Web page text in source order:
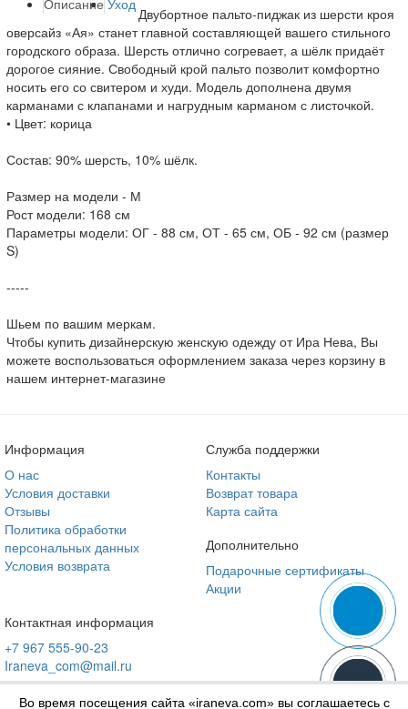
Описание Уход
Двубортное пальто-пиджак из шерсти кроя
оверсайз «Ая» станет главной составляющей вашего стильного
городского образа. Шерсть отлично согревает, а шёлк придаёт
дорогое сияние. Свободный крой пальто позволит комфортно
носить его со свитером и худи. Модель дополнена двумя
карманами с клапанами и нагрудным карманом с листочкой.
• Цвет: корица
Состав: 90% шерсть, 10% шёлк.
Размер на модели - М
Рост модели: 168 см
Параметры модели: ОГ - 88 см, ОТ - 65 см, ОБ - 92 см (размер
S)
-----
Шьем по вашим меркам.
Чтобы купить дизайнерскую женскую одежду от Ира Нева, Вы
можете воспользоваться оформлением заказа через корзину в
нашем интернет-магазине
Информация
О нас
Условия доставки
Отзывы
Политика обработки
персональных данных
Условия возврата
Служба поддержки
Контакты
Возврат товара
Карта сайта
Дополнительно
Подарочные сертификаты
Акции
Контактная информация
+7 967 555-90-23
Iraneva_com@mail.ru
Во время посещения сайта «iraneva.com» вы соглашаетесь с